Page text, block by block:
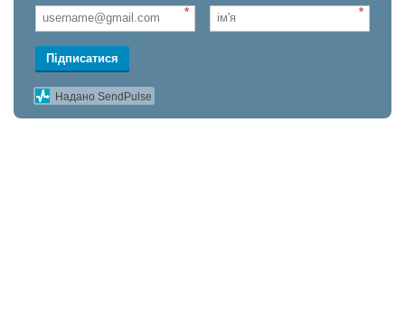
* *
Підписатися
Надано SendPulse